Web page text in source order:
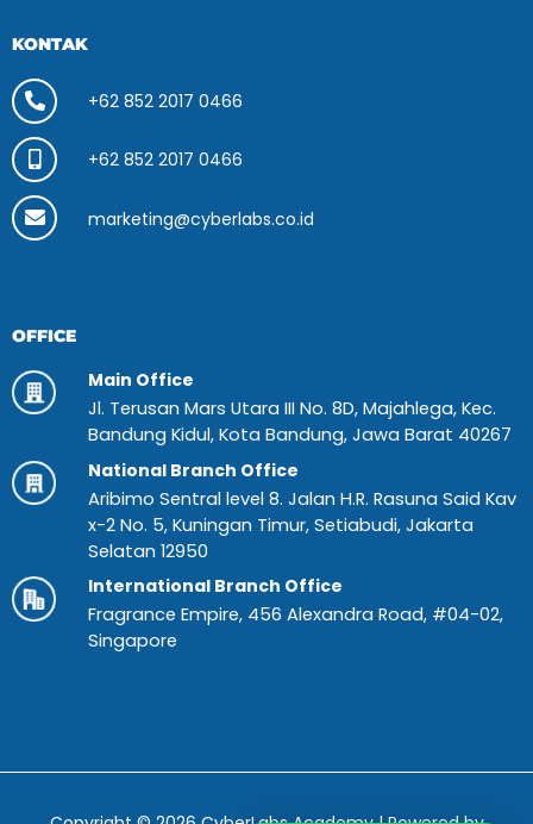
KONTAK
+62 852 2017 0466
+62 852 2017 0466
marketing@cyberlabs.co.id
OFFICE
Main Office
Jl. Terusan Mars Utara III No. 8D, Majahlega, Kec.
Bandung Kidul, Kota Bandung, Jawa Barat 40267
National Branch Office
Aribimo Sentral level 8. Jalan H.R. Rasuna Said Kav
x-2 No. 5, Kuningan Timur, Setiabudi, Jakarta
Selatan 12950
International Branch Office
Fragrance Empire, 456 Alexandra Road, #04-02,
Singapore